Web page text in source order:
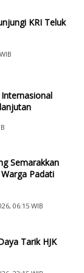
KRI Teluk
Semarakkan
Padati
06:15 WIB
Tarik HJK